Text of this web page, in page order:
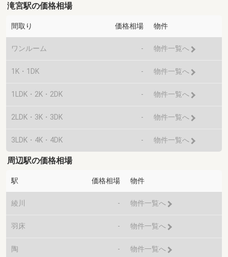
滝宮駅の価格相場
間取り 価格相場 物件
ワンルーム - 物件一覧へ
1K・1DK - 物件一覧へ
1LDK・2K・2DK - 物件一覧へ
2LDK・3K・3DK - 物件一覧へ
3LDK・4K・4DK - 物件一覧へ
周辺駅の価格相場
駅 価格相場 物件
綾川 - 物件一覧へ
羽床 - 物件一覧へ
陶 - 物件一覧へ